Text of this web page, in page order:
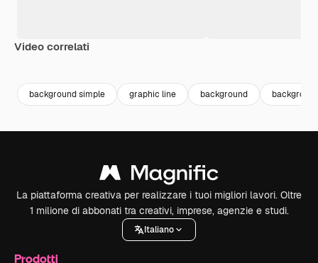
Video correlati
background simple graphic line background
La piattaforma creativa per realizzare i tuoi migliori lavori. Oltre
1 milione di abbonati tra creativi, imprese, agenzie e studi.
Italiano
Prodotti